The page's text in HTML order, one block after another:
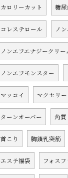
カロリーカット 糖尿
コレステロール ノ
ノンエフエナジークリー
ノンエフモンスター
マッコイ マクセリー
ターンオーバー 角質
首こり 胸鎖乳突筋
エステ福袋 フォス